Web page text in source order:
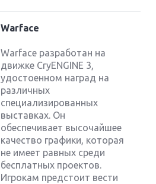
Warface
Warface разработан на
движке CryENGINE 3,
удостоенном наград на
различных
специализированных
выставках. Он
обеспечивает высочайшее
качество графики, которая
не имеет равных среди
бесплатных проектов.
Игрокам предстоит вести